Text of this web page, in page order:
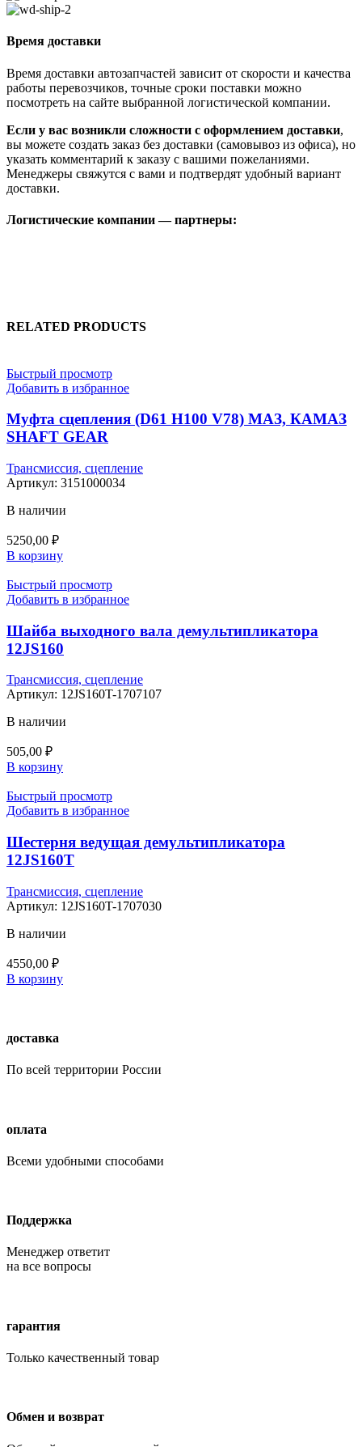
Время доставки
Время доставки автозапчастей зависит от скорости и качества
работы перевозчиков, точные сроки поставки можно
посмотреть на сайте выбранной логистической компании.
Если у вас возникли сложности с оформлением доставки,
вы можете создать заказ без доставки (самовывоз из офиса), но
указать комментарий к заказу с вашими пожеланиями.
Менеджеры свяжутся с вами и подтвердят удобный вариант
доставки.
Логистические компании — партнеры:
RELATED PRODUCTS
Быстрый просмотр
Добавить в избранное
Муфта сцепления (D61 H100 V78) МАЗ, КАМАЗ
SHAFT GEAR
Трансмиссия, сцепление
Артикул: 3151000034
В наличии
5250,00 ₽
В корзину
Быстрый просмотр
Добавить в избранное
Шайба выходного вала демультипликатора
12JS160
Трансмиссия, сцепление
Артикул: 12JS160T-1707107
В наличии
505,00 ₽
В корзину
Быстрый просмотр
Добавить в избранное
Шестерня ведущая демультипликатора
12JS160T
Трансмиссия, сцепление
Артикул: 12JS160T-1707030
В наличии
4550,00 ₽
В корзину
доставка
По всей территории России
оплата
Всеми удобными способами
Поддержка
Менеджер ответит
на все вопросы
гарантия
Только качественный товар
Обмен и возврат